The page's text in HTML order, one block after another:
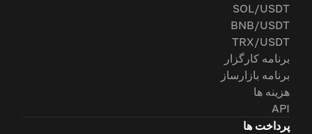
SOL/USDT
BNB/USDT
TRX/USDT
برنامه کارگزار
برنامه بازارساز
هزینه ها
API
پرداخت ها